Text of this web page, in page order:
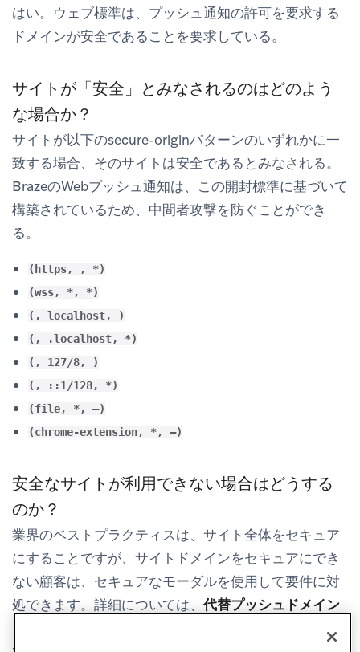
はい。ウェブ標準は、プッシュ通知の許可を要求する
ドメインが安全であることを要求している。
サイトが「安全」とみなされるのはどのよう
な場合か？
サイトが以下のsecure-originパターンのいずれかに一
致する場合、そのサイトは安全であるとみなされる。
BrazeのWebプッシュ通知は、この開封標準に基づいて
構築されているため、中間者攻撃を防ぐことができ
る。
(https, , *)
(wss, *, *)
(, localhost, )
(, .localhost, *)
(, 127/8, )
(, ::1/128, *)
(file, *, —)
(chrome-extension, *, —)
安全なサイトが利用できない場合はどうする
のか？
業界のベストプラクティスは、サイト全体をセキュア
にすることですが、サイトドメインをセキュアにでき
ない顧客は、セキュアなモーダルを使用して要件に対
処できます。詳細については、 代替プッシュドメイン
を確認し